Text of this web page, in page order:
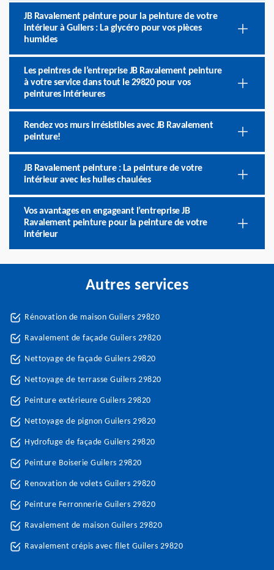
JB Ravalement peinture pour la peinture de votre
intérieur à Guilers : La glycéro pour vos pièces
humides
Les peintres de l’entreprise JB Ravalement peinture
à votre service dans tout le 29820 pour vos
peintures intérieures
Rendez vos murs irrésistibles avec JB Ravalement
peinture!
JB Ravalement peinture : La peinture de votre
intérieur avec les huiles chaulées
Vos avantages en engageant l’entreprise JB
Ravalement peinture pour la peinture de votre
intérieur
Autres services
Rénovation de maison Guilers 29820
Ravalement de façade Guilers 29820
Nettoyage de façade Guilers 29820
Nettoyage de terrasse Guilers 29820
Peinture extérieure Guilers 29820
Nettoyage de pignon Guilers 29820
Hydrofuge de façade Guilers 29820
Peinture Boiserie Guilers 29820
Renovation de volets Guilers 29820
Peinture Ferronnerie Guilers 29820
Ravalement de maison Guilers 29820
Ravalement crépis avec filet Guilers 29820